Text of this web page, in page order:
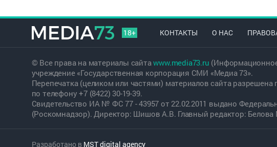
18+ КОНТАКТЫ О НАС
© Все права на материалы сайтаwww.media73.ru
учреждение «Государственная корпорация СМИ «Медиа 73».
Перепечатка (целиком или частями) материалов сайта
по телефону +7 (8422) 30-19-39.
Свидетельство ИА № ФС 77 - 43957 от 22.02.2011 выдано
(Роскомнадзор). Директор: Шишов А.В. Главный редактор: Белова
Разработано в MST digital agency